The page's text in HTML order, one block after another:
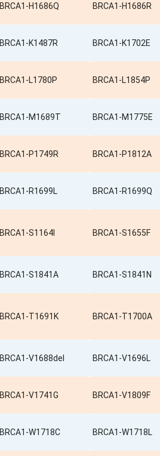
BRCA1-H1686Q BRCA1-H1686R
BRCA1-K1487R BRCA1-K1702E
BRCA1-L1780P BRCA1-L1854P
BRCA1-M1689T BRCA1-M1775E
BRCA1-P1749R BRCA1-P1812A
BRCA1-R1699L BRCA1-R1699Q
BRCA1-S1164I BRCA1-S1655F
BRCA1-S1841A BRCA1-S1841N
BRCA1-T1691K BRCA1-T1700A
BRCA1-V1688del BRCA1-V1696L
BRCA1-V1741G BRCA1-V1809F
BRCA1-W1718C BRCA1-W1718L